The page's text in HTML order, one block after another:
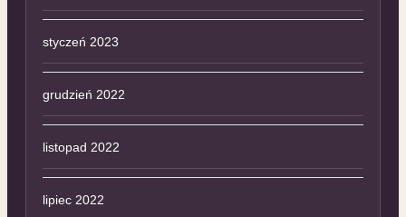
styczeń 2023
grudzień 2022
listopad 2022
lipiec 2022